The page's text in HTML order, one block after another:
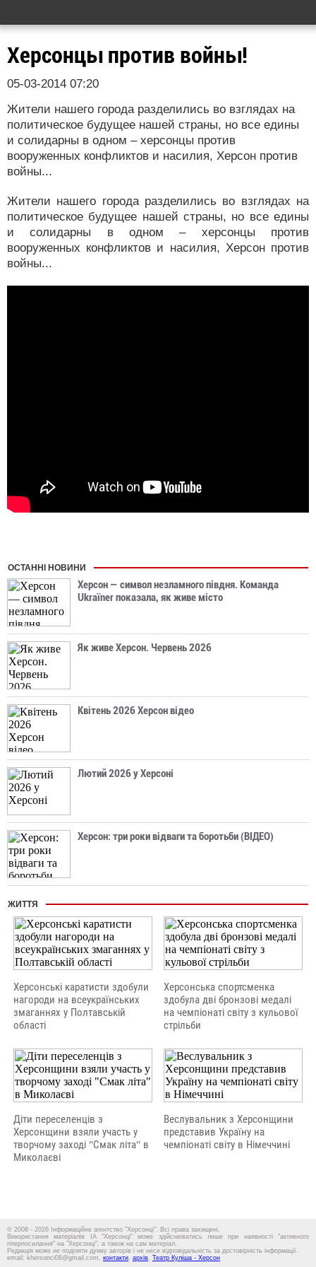
Херсонцы против войны!
05-03-2014 07:20
Жители нашего города разделились во взглядах на
политическое будущее нашей страны, но все едины
и солидарны в одном – херсонцы против
вооруженных конфликтов и насилия, Херсон против
войны...
Жители нашего города разделились во взглядах на
политическое будущее нашей страны, но все едины
и солидарны в одном – херсонцы против
вооруженных конфликтов и насилия, Херсон против
войны...
ОСТАННІ НОВИНИ
Херсон — символ незламного півдня. Команда
Ukraїner показала, як живе місто
Як живе Херсон. Червень 2026
Квітень 2026 Херсон відео
Лютий 2026 у Херсоні
Херсон: три роки відваги та боротьби (ВІДЕО)
ЖИТТЯ
Херсонські каратисти здобули
нагороди на всеукраїнських
змаганнях у Полтавській
області
Херсонська спортсменка
здобула дві бронзові медалі
на чемпіонаті світу з кульової
стрільби
Діти переселенців з
Херсонщини взяли участь у
творчому заході "Смак літа" в
Миколаєві
Веслувальник з Херсонщини
представив Україну на
чемпіонаті світу в Німеччині
© 2008 - 2026 Інформаційне агентство "Херсонці". Всі права захищені.
Використання матеріалів ІА "Херсонці" може здійснюватись лише при наявності "активного
гіперпосилання" на "Херсонці", а також на сам матеріал.
Редакція може не поділяти думку авторів і не несе відповідальність за достовірність інформації.
email: khersonci08@gmail.com, контакти, архів, Театр Куліша - Херсон